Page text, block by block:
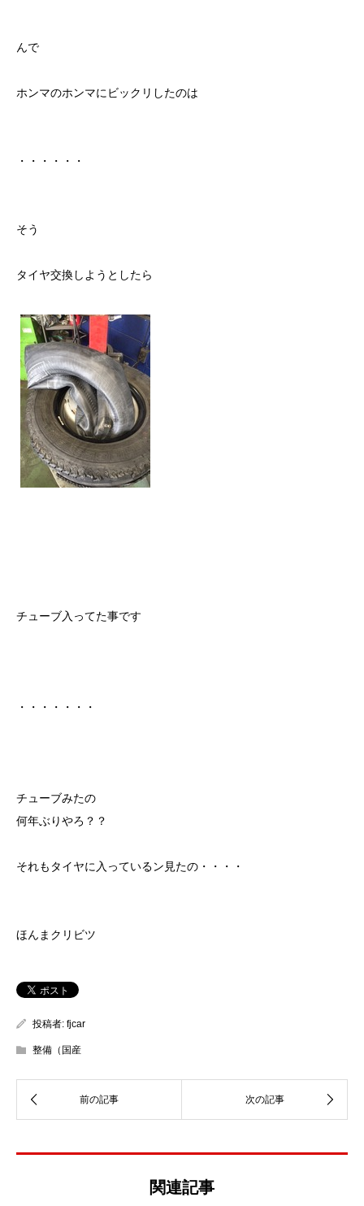
んで
ホンマのホンマにビックリしたのは
・・・・・・
そう
タイヤ交換しようとしたら
チューブ入ってた事です
・・・・・・・
チューブみたの
何年ぶりやろ？？
それもタイヤに入っているン見たの・・・・
ほんまクリビツ
投稿者: fjcar
整備（国産
関連記事